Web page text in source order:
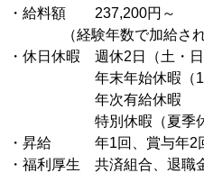
・給料額 237,200円～
（経験年数で加給され、
・休日休暇 週休2日（土・
年末年始休暇（12月
年次有給休暇
特別休暇（夏季休
・昇給 年1回、賞与年2回
・福利厚生 共済組合、退職